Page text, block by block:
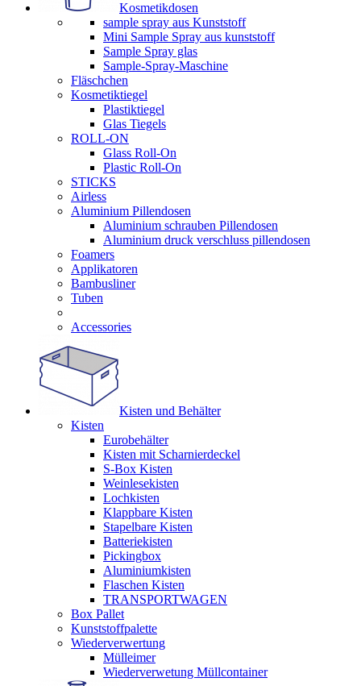
Kosmetikdosen
sample spray aus Kunststoff
Mini Sample Spray aus kunststoff
Sample Spray glas
Sample-Spray-Maschine
Fläschchen
Kosmetiktiegel
Plastiktiegel
Glas Tiegels
ROLL-ON
Glass Roll-On
Plastic Roll-On
STICKS
Airless
Aluminium Pillendosen
Aluminium schrauben Pillendosen
Aluminium druck verschluss pillendosen
Foamers
Applikatoren
Bambusliner
Tuben
Accessories
Kisten und Behälter
Kisten
Eurobehälter
Kisten mit Scharnierdeckel
S-Box Kisten
Weinlesekisten
Lochkisten
Klappbare Kisten
Stapelbare Kisten
Batteriekisten
Pickingbox
Aluminiumkisten
Flaschen Kisten
TRANSPORTWAGEN
Box Pallet
Kunststoffpalette
Wiederverwertung
Mülleimer
Wiederverwetung Müllcontainer